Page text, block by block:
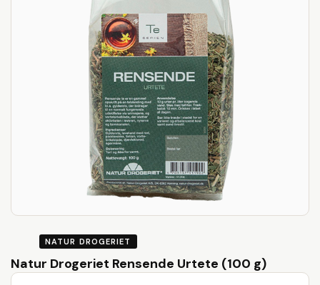
NATUR DROGERIET
Natur Drogeriet Rensende Urtete (100 g)